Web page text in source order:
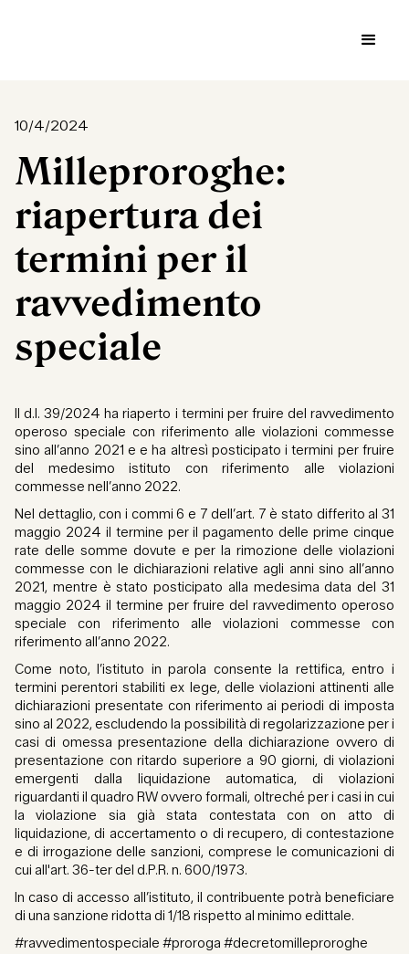
10/4/2024
Milleproroghe:
riapertura dei
termini per il
ravvedimento
speciale
Il d.l. 39/2024 ha riaperto i termini per fruire del ravvedimento
operoso speciale con riferimento alle violazioni commesse
sino all’anno 2021 e e ha altresì posticipato i termini per fruire
del medesimo istituto con riferimento alle violazioni
commesse nell’anno 2022.
Nel dettaglio, con i commi 6 e 7 dell’art. 7 è stato differito al 31
maggio 2024 il termine per il pagamento delle prime cinque
rate delle somme dovute e per la rimozione delle violazioni
commesse con le dichiarazioni relative agli anni sino all’anno
2021, mentre è stato posticipato alla medesima data del 31
maggio 2024 il termine per fruire del ravvedimento operoso
speciale con riferimento alle violazioni commesse con
riferimento all’anno 2022.
Come noto, l’istituto in parola consente la rettifica, entro i
termini perentori stabiliti ex lege, delle violazioni attinenti alle
dichiarazioni presentate con riferimento ai periodi di imposta
sino al 2022, escludendo la possibilità di regolarizzazione per i
casi di omessa presentazione della dichiarazione ovvero di
presentazione con ritardo superiore a 90 giorni, di violazioni
emergenti dalla liquidazione automatica, di violazioni
riguardanti il quadro RW ovvero formali, oltreché per i casi in cui
la violazione sia già stata contestata con on atto di
liquidazione, di accertamento o di recupero, di contestazione
e di irrogazione delle sanzioni, comprese le comunicazioni di
cui all'art. 36-ter del d.P.R. n. 600/1973.
In caso di accesso all’istituto, il contribuente potrà beneficiare
di una sanzione ridotta di 1/18 rispetto al minimo edittale.
#ravvedimentospeciale #proroga #decretomilleproroghe